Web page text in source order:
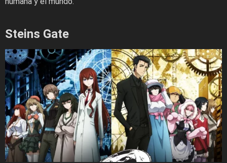
Steins Gate